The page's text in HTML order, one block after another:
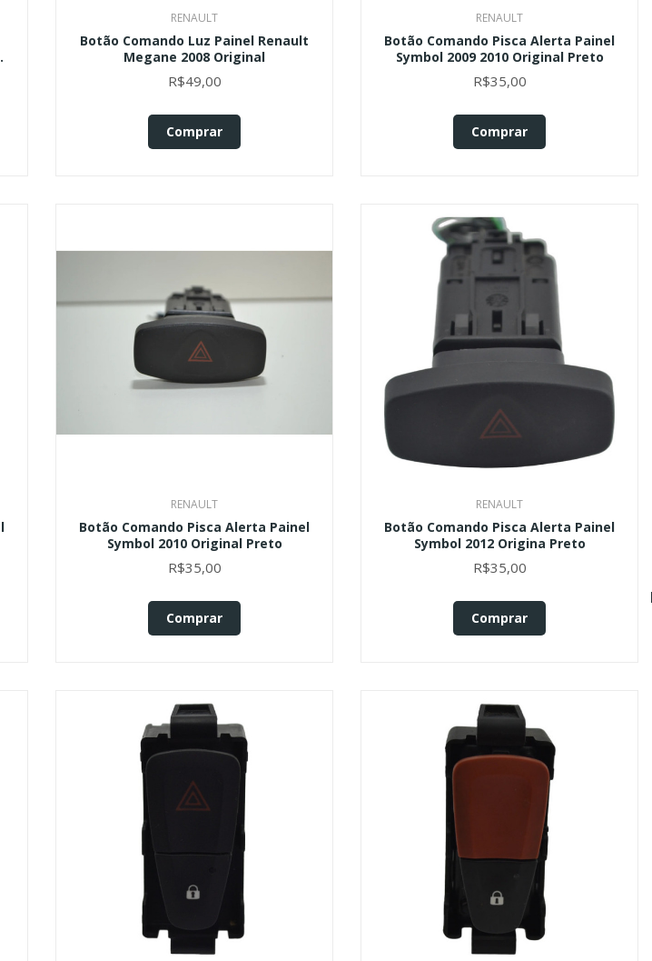
RENAULT
Botão Comando Luz Painel Renault
Megane 2008 Original
R$49,00
Comprar
RENAULT
Botão Comando Pisca Alerta Painel
Symbol 2009 2010 Original Preto
R$35,00
Comprar
RENAULT
Botão Comando Pisca Alerta Painel
Symbol 2010 Original Preto
R$35,00
Comprar
RENAULT
Botão Comando Pisca Alerta Painel
Symbol 2012 Origina Preto
R$35,00
Comprar